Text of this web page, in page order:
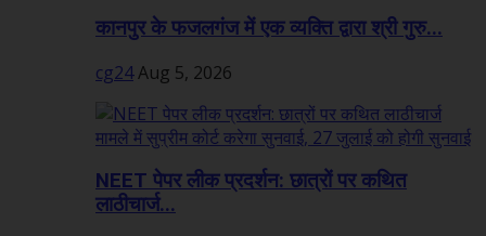
कानपुर के फजलगंज में एक व्यक्ति द्वारा श्री गुरु...
cg24Aug 5, 2026
NEET पेपर लीक प्रदर्शन: छात्रों पर कथित
लाठीचार्ज...